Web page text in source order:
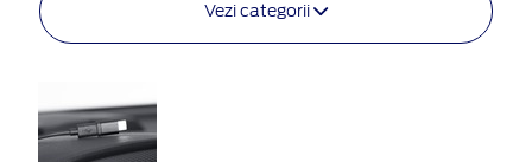
Vezi categorii